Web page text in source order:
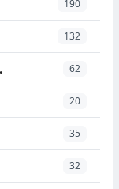
190
132
62
20
35
32